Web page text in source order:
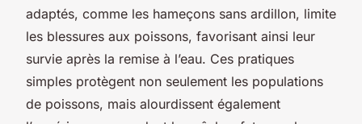
adaptés, comme les hameçons sans ardillon, limite
les blessures aux poissons, favorisant ainsi leur
survie après la remise à l’eau. Ces pratiques
simples protègent non seulement les populations
de poissons, mais alourdissent également